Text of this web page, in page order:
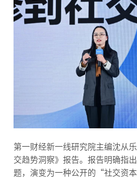
第一财经新一线研究院主编沈从
交趋势洞察》报告。报告明确指
题，演变为一种公开的“社交资